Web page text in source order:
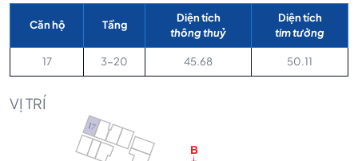
Căn hộ Tầng
Diện tích
thông thuỷ
Diện tích
tim tường
17 3-20 45.68 50.11
VỊ TRÍ